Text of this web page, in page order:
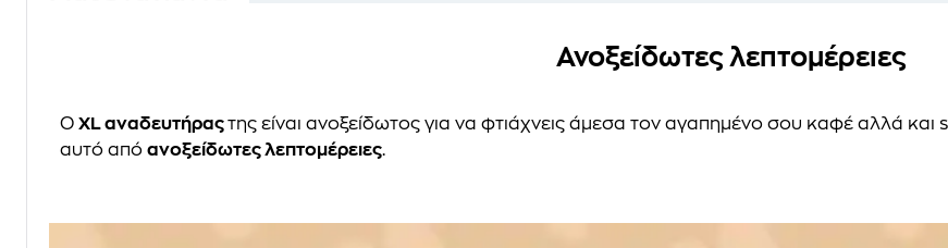
Ανοξείδωτες λεπτομέρειες
Ο XL αναδευτήραςτης είναι ανοξείδωτος για να φτιάχνεις άμεσα τον αγαπημένο σου καφέ αλλά
αυτό από ανοξείδωτες λεπτομέρειες.